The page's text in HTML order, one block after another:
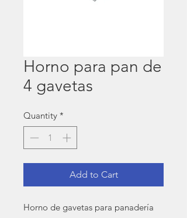
Horno para pan de
4 gavetas
Quantity *
Add to Cart
Horno de gavetas para panadería